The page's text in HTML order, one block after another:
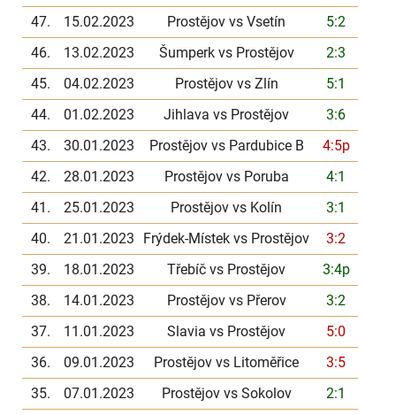
47.
15.02.2023 Prostějov vs Vsetín
5:2
46.
13.02.2023 Šumperk vs Prostějov
2:3
45.
04.02.2023 Prostějov vs Zlín
5:1
44.
01.02.2023 Jihlava vs Prostějov
3:6
43.
30.01.2023 Prostějov vs Pardubice B
4:5p
42.
28.01.2023 Prostějov vs Poruba
4:1
41.
25.01.2023 Prostějov vs Kolín
3:1
40.
21.01.2023 Frýdek-Místek vs Prostějov
3:2
39.
18.01.2023 Třebíč vs Prostějov
3:4p
38.
14.01.2023 Prostějov vs Přerov
3:2
37.
11.01.2023 Slavia vs Prostějov
5:0
36.
09.01.2023 Prostějov vs Litoměřice
3:5
35.
07.01.2023 Prostějov vs Sokolov
2:1